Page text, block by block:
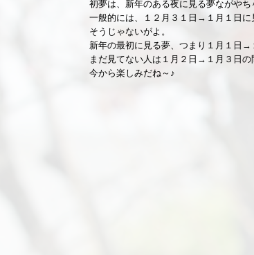
初夢は、新年のある夜に見る夢ながや
一般的には、１２月３１日→１月１日に
そうじゃないがよ。
新年の最初に見る夢、つまり１月１日→
まだ見てない人は１月２日→１月３日の
今から楽しみだね～♪